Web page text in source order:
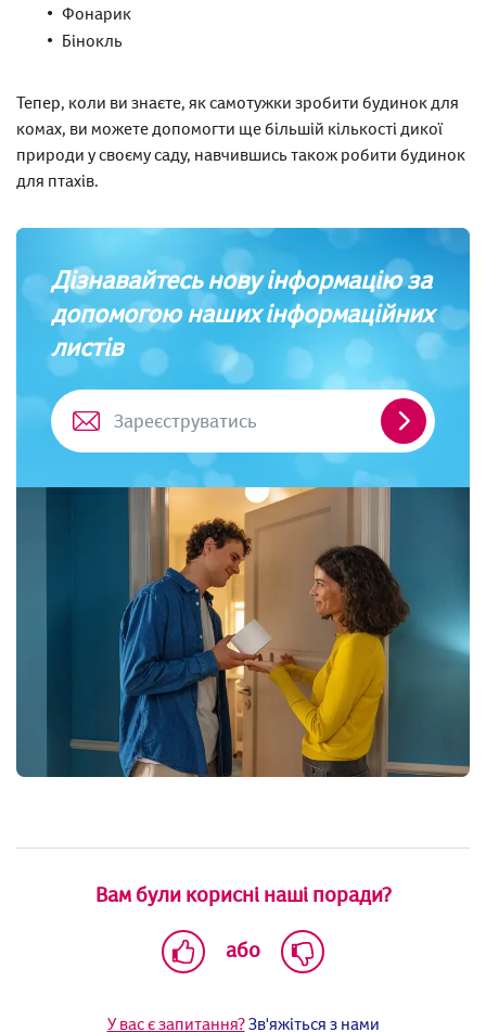
Дізнавайтесь нову інформацію за
допомогою наших інформаційних
листів
Фонарик
Бінокль
Тепер, коли ви знаєте, як самотужки зробити будинок для
комах, ви можете допомогти ще більшій кількості дикої
природи у своєму саду, навчившись також робити будинок
для птахів.
Вам були корисні наші поради?
або
У вас є запитання?Зв'яжіться з нами